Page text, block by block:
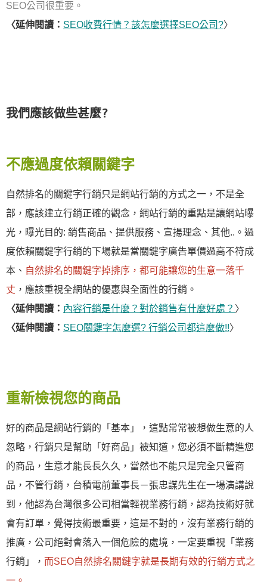
SEO公司很重要。
〈延伸閱讀： SEO收費行情？該怎麼選擇SEO公司?〉
我們應該做些甚麼?
不應過度依賴關鍵字
自然排名的關鍵字行銷只是網站行銷的方式之一，不是全
部，應該建立行銷正確的觀念，網站行銷的重點是讓網站曝
光，曝光目的: 銷售商品、提供服務、宣揚理念、其他..。過
度依賴關鍵字行銷的下場就是當關鍵字廣告單價過高不符成
本、 自然排名的關鍵字掉排序，都可能讓您的生意一落千
丈 ，應該重視全網站的優惠與全面性的行銷。
〈延伸閱讀： 內容行銷是什麼？對於銷售有什麼好處？ 〉
〈延伸閱讀： SEO關鍵字怎麼選? 行銷公司都這麼做!!〉
重新檢視您的商品
好的商品是網站行銷的「基本」，這點常常被想做生意的人
忽略，行銷只是幫助「好商品」被知道，您必須不斷精進您
的商品，生意才能長長久久，當然也不能只是完全只管商
品，不管行銷，台積電前董事長－張忠謀先生在一場演講說
到，他認為台灣很多公司相當輕視業務行銷，認為技術好就
會有訂單，覺得技術最重要，這是不對的，沒有業務行銷的
推廣，公司絕對會落入一個危險的處境，一定要重視「業務
行銷」， 而SEO自然排名關鍵字就是長期有效的行銷方式之